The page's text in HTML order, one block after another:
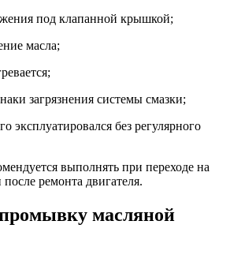
под клапанной крышкой;
масла;
загрязнения системы смазки;
эксплуатировался без регулярного
выполнять при переходе на
ремонта двигателя.
масляной